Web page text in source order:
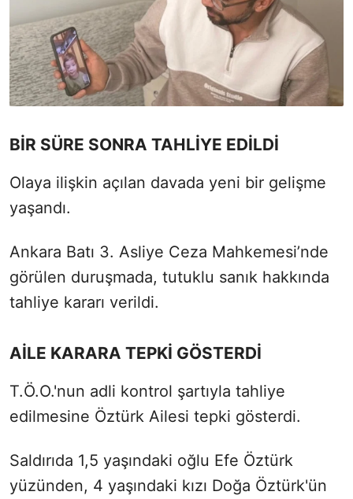
BİR SÜRE SONRA TAHLİYE EDİLDİ
Olaya ilişkin açılan davada yeni bir gelişme
yaşandı.
Ankara Batı 3. Asliye Ceza Mahkemesi’nde
görülen duruşmada, tutuklu sanık hakkında
tahliye kararı verildi.
AİLE KARARA TEPKİ GÖSTERDİ
T.Ö.O.'nun adli kontrol şartıyla tahliye
edilmesine Öztürk Ailesi tepki gösterdi.
Saldırıda 1,5 yaşındaki oğlu Efe Öztürk
yüzünden, 4 yaşındaki kızı Doğa Öztürk'ün